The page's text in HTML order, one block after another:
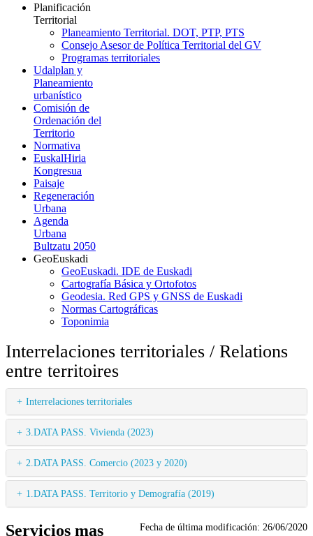
Planificación
Territorial
Planeamiento Territorial. DOT, PTP, PTS
Consejo Asesor de Política Territorial del GV
Programas territoriales
Udalplan y
Planeamiento
urbanístico
Comisión de
Ordenación del
Territorio
Normativa
EuskalHiria
Kongresua
Paisaje
Regeneración
Urbana
Agenda
Urbana
Bultzatu 2050
GeoEuskadi
GeoEuskadi. IDE de Euskadi
Cartografía Básica y Ortofotos
Geodesia. Red GPS y GNSS de Euskadi
Normas Cartográficas
Toponimia
Interrelaciones territoriales / Relations
entre territoires
Interrelaciones territoriales
3.DATA PASS. Vivienda (2023)
2.DATA PASS. Comercio (2023 y 2020)
1.DATA PASS. Territorio y Demografía (2019)
Fecha de última modificación: 26/06/2020
Servicios mas